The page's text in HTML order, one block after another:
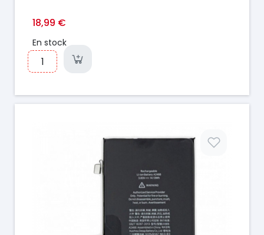
18,99 €
En stock